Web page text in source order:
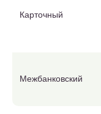
Карточный
Межбанковский